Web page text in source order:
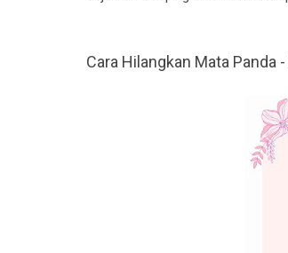
Cara Hilangkan Mata Panda